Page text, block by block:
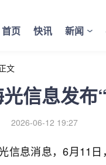
首页 快讯 新闻
文
信息发
2026-06-12 19:27
信息消息，6月11